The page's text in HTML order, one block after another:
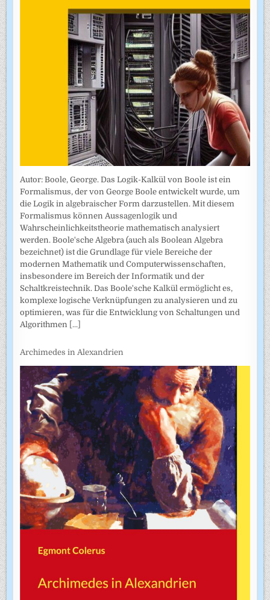
Autor: Boole, George. Das Logik-Kalkül von Boole ist ein
Formalismus, der von George Boole entwickelt wurde, um
die Logik in algebraischer Form darzustellen. Mit diesem
Formalismus können Aussagenlogik und
Wahrscheinlichkeitstheorie mathematisch analysiert
werden. Boole'sche Algebra (auch als Boolean Algebra
bezeichnet) ist die Grundlage für viele Bereiche der
modernen Mathematik und Computerwissenschaften,
insbesondere im Bereich der Informatik und der
Schaltkreistechnik. Das Boole'sche Kalkül ermöglicht es,
komplexe logische Verknüpfungen zu analysieren und zu
optimieren, was für die Entwicklung von Schaltungen und
Algorithmen [...]
Archimedes in Alexandrien